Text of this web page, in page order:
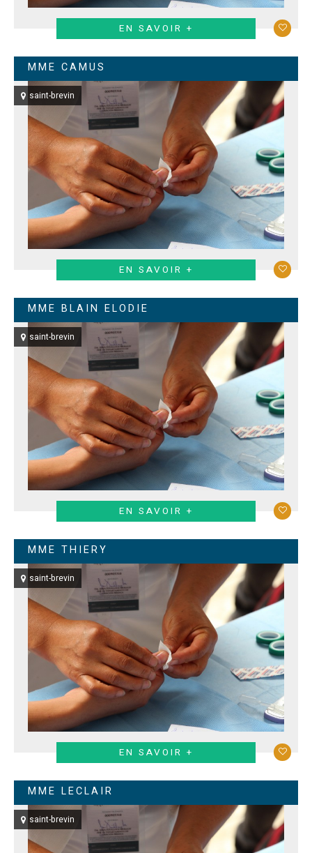
EN SAVOIR +
MME CAMUS
saint-brevin
EN SAVOIR +
MME BLAIN ELODIE
saint-brevin
EN SAVOIR +
MME THIERY
saint-brevin
EN SAVOIR +
MME LECLAIR
saint-brevin